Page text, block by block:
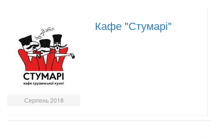
Серпень 2018
Кафе "Стумарі"